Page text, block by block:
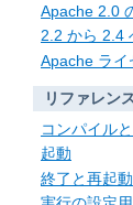
Apache 2.0
2.2 から 2.4
Apache ライ
リファレン
コンパイル
起動
終了と再起動